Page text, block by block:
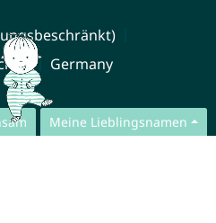
Meine Lieblingsnamen
Germany